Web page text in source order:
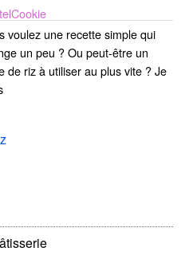
voulez une recette simple qui
un peu ? Ou peut-être un
de riz à utiliser au plus vite ? Je